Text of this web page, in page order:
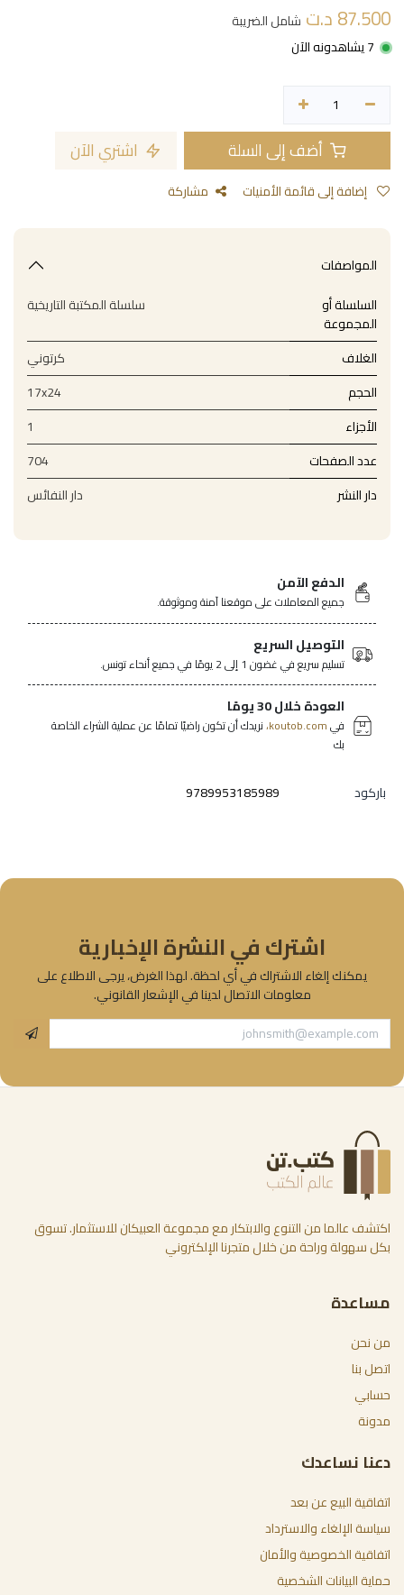
87.500د.ت شامل الضريبة
7 يشاهدونه الآن
أضف إلى السلة اشتري الآن
مشاركة
المواصفات
السلسلة أو
المجموعة
سلسلة المكتبة التاريخية
الغلاف
كرتوني
الحجم
17x24
الأجزاء
1
عدد الصفحات
704
دار النشر
دار النفائس
الدفع الآمن
جميع المعاملات على موقعنا آمنة وموثوقة.
التوصيل السريع
تسليم سريع في غضون 1 إلى 2 يومًا في جميع أنحاء تونس.
العودة خلال 30 يومًا
فيkoutob.com، نريدك أن تكون راضيًا تمامًا عن عملية الشراء الخاصة
بك
باركود 9789953185989
اشترك في النشرة الإخبارية
يمكنك إلغاء الاشتراك في أي لحظة. لهذا الغرض، يرجى الاطلاع على
معلومات الاتصال لدينا في الإشعار القانوني.
اكتشف عالما من التنوع والابتكار مع مجموعة العبيكان للاستثمار. تسوق
بكل سهولة وراحة من خلال متجرنا الإلكتروني
مساعدة
من نحن
اتصل بنا
حسابي
مدونة
دعنا نساعدك
اتفاقية البيع عن بعد
سياسة الإلغاء والاسترداد
اتفاقية الخصوصية والأمان
حماية البيانات الشخصية